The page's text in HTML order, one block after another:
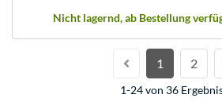
Nicht lagernd, ab Bestellung
1 2
1-24 von 36